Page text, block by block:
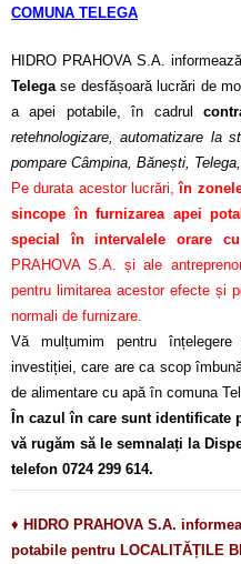
COMUNA TELEGA
HIDRO PRAHOVA S.A.
Telegase desfășoară lucrări de
a apei potabile, în cadrul
retehnologizare, automatizare la
pompare Câmpina, Bănești,
Pe durata acestor lucrări,în
sincope în furnizarea apei
special în intervalele orare
PRAHOVA S.A. și ale
pentru limitarea acestor efecte și
normali de furnizare.
Vă mulțumim pentru
investiției, care are ca scop
de alimentare cu apă în comuna
În cazul în care sunt identificate
vă rugăm să le semnalați la
telefon 0724 299 614.
♦ HIDRO PRAHOVA S.A.
potabile pentru LOCALITĂȚILE